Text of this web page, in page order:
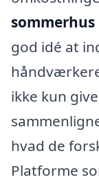
sommerhus
god idé at
ikke kun
hvad de
Platforme